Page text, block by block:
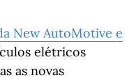
New AutoMotive e
elétricos
as novas